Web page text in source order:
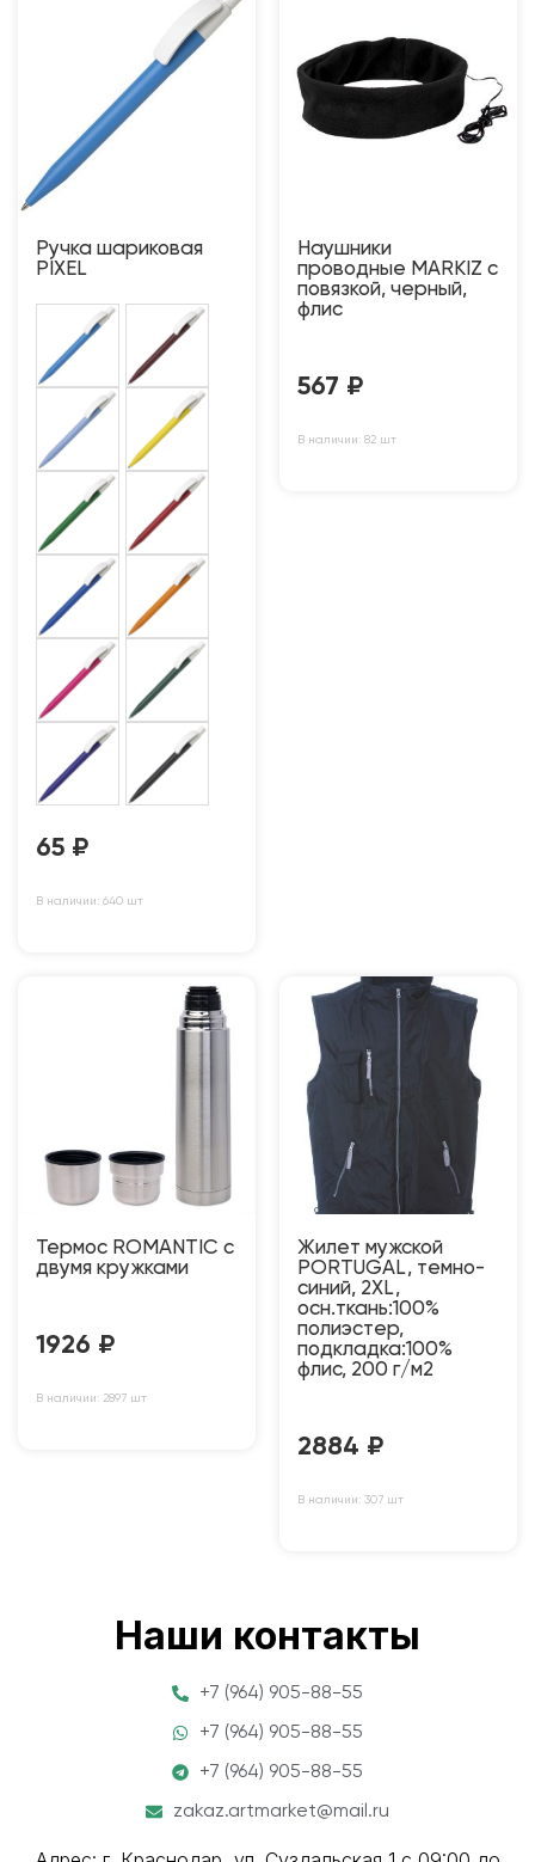
Ручка шариковая
PIXEL
65 ₽
В наличии: 640 шт
Наушники
проводные MARKIZ с
повязкой, черный,
флис
567 ₽
В наличии: 82 шт
Термос ROMANTIC с
двумя кружками
1926 ₽
В наличии: 2897 шт
Жилет мужской
PORTUGAL, темно-
синий, 2XL,
осн.ткань:100%
полиэстер,
подкладка:100%
флис, 200 г/м2
2884 ₽
В наличии: 307 шт
Наши контакты
+7 (964) 905-88-55
+7 (964) 905-88-55
+7 (964) 905-88-55
zakaz.artmarket@mail.ru